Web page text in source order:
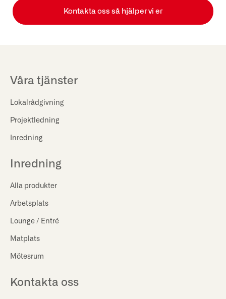
Kontakta oss så hjälper vi er
Våra tjänster
Lokalrådgivning
Projektledning
Inredning
Inredning
Alla produkter
Arbetsplats
Lounge / Entré
Matplats
Mötesrum
Kontakta oss